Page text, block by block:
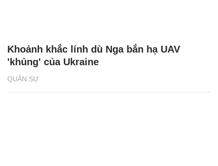
QUÂN SỰ
Khoảnh khắc lính dù Nga bắn hạ UAV
'khủng' của Ukraine